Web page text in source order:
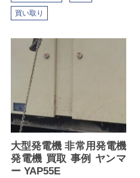
買い取り
大型発電機 非常用発電機
発電機 買取 事例 ヤンマ
ー YAP55E